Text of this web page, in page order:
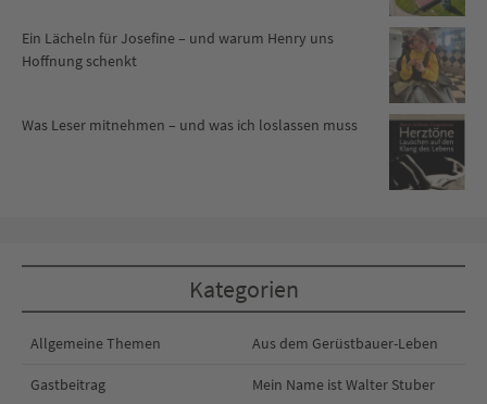
Ein Lächeln für Josefine – und warum Henry uns
Hoffnung schenkt
Was Leser mitnehmen – und was ich loslassen muss
Kategorien
Allgemeine Themen Aus dem Gerüstbauer-Leben
Gastbeitrag Mein Name ist Walter Stuber